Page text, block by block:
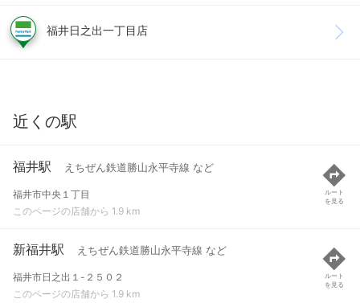
福井日之出一丁目店
近くの駅
福井駅 えちぜん鉄道勝山永平寺線 など
福井市中央１丁目
このページの店舗から 1.9 km
ルート
を見る
新福井駅 えちぜん鉄道勝山永平寺線 など
福井市日之出１-２５０２
このページの店舗から 1.9 km
ルート
を見る